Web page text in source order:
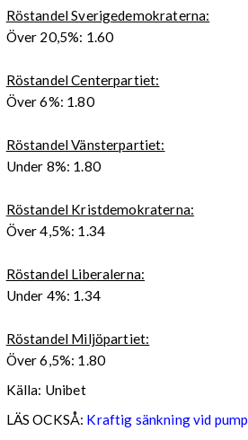
Röstandel Sverigedemokraterna:
Över 20,5%: 1.60
Röstandel Centerpartiet:
Över 6%: 1.80
Röstandel Vänsterpartiet:
Under 8%: 1.80
Röstandel Kristdemokraterna:
Över 4,5%: 1.34
Röstandel Liberalerna:
Under 4%: 1.34
Röstandel Miljöpartiet:
Över 6,5%: 1.80
Källa: Unibet
LÄS OCKSÅ: Kraftig sänkning vid pump